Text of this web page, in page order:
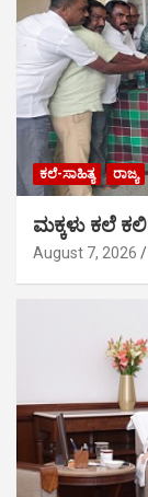
ಕಲೆ-ಸಾಹಿತ್ಯ ರಾಜ್ಯ
ಮಕ್ಕಳು ಕಲೆ
August 7, 2026